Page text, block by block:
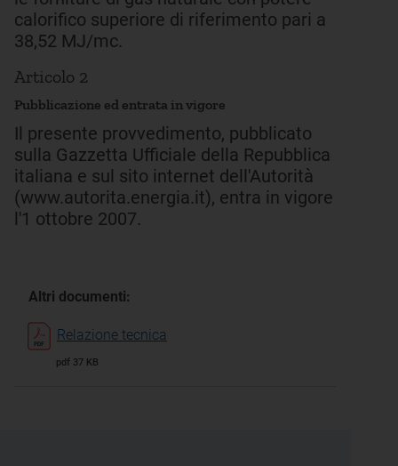
calorifico superiore di riferimento pari a
38,52 MJ/mc.
Articolo 2
Pubblicazione ed entrata in vigore
Il presente provvedimento, pubblicato
sulla Gazzetta Ufficiale della Repubblica
italiana e sul sito internet dell'Autorità
(www.autorita.energia.it), entra in vigore
l'1 ottobre 2007.
Altri documenti:
Relazione tecnica
pdf 37 KB